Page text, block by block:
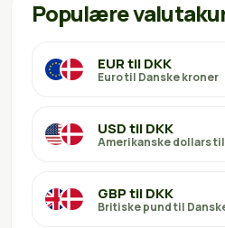
Populære
EUR til DKK
Euro til Danske kroner
USD til DKK
Amerikanske dollars
GBP til DKK
Britiske pund til